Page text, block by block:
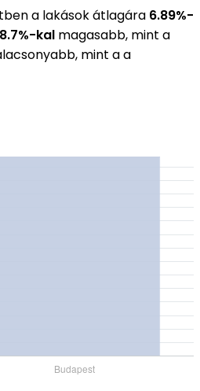
a lakások átlagára 6.89%-
8.7%-kal magasabb, mint a
mint a a